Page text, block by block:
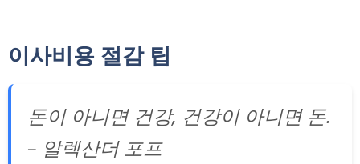
이사비용 절감 팁
돈이 아니면 건강, 건강이 아니면 돈.
– 알렉산더 포프